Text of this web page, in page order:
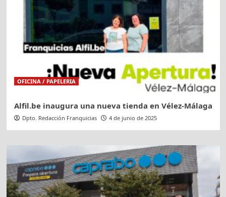
OFICINA / PAPELERIA
Alfil.be inaugura una nueva tienda en Vélez-Málaga
Dpto. Redacción Franquicias 4 de junio de 2025